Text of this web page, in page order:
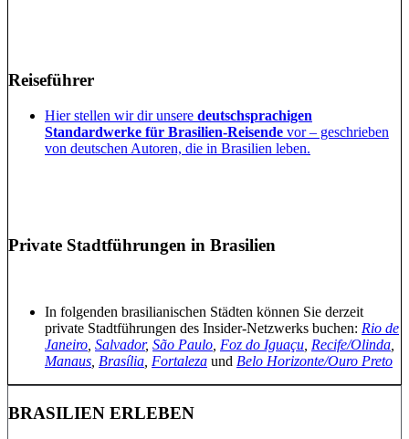
Reiseführer
Hier stellen wir dir unsere deutschsprachigen
Standardwerke für Brasilien-Reisende vor – geschrieben
von deutschen Autoren, die in Brasilien leben.
Private Stadtführungen in Brasilien
In folgenden brasilianischen Städten können Sie derzeit
private Stadtführungen des Insider-Netzwerks buchen: Rio de
Janeiro Salvador, São Paulo Foz do Iguaçu Recife/Olinda
Manaus Brasília Fortaleza und Belo Horizonte/Ouro Preto
BRASILIEN ERLEBEN